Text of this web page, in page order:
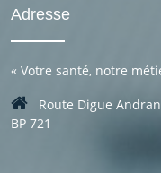
Adresse
« Votre santé, notre
Route Digue
BP 721